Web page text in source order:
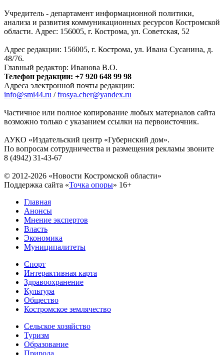
Учредитель - департамент информационной политики,
анализа и развития коммуникационных ресурсов Костромской
области. Адрес: 156005, г. Кострома, ул. Советская, 52
Адрес редакции: 156005, г. Кострома, ул. Ивана Сусанина, д.
48/76.
Главный редактор: Иванова В.О.
Телефон редакции: +7 920 648 99 98
Адреса электронной почты редакции:
info@smi44.ru /frosya.cher@yandex.ru
Частичное или полное копирование любых материалов сайта
возможно только с указанием ссылки на первоисточник.
АУКО «Издательский центр «Губернский дом».
По вопросам сотрудничества и размещения рекламы звоните
8 (4942) 31-43-67
© 2012-2026 «Новости Костромской области»
Поддержка сайта «Точка опоры» 16+
Главная
Анонсы
Мнение экспертов
Власть
Экономика
Муниципалитеты
Спорт
Интерактивная карта
Здравоохранение
Культура
Общество
Костромское землячество
Сельское хозяйство
Туризм
Образование